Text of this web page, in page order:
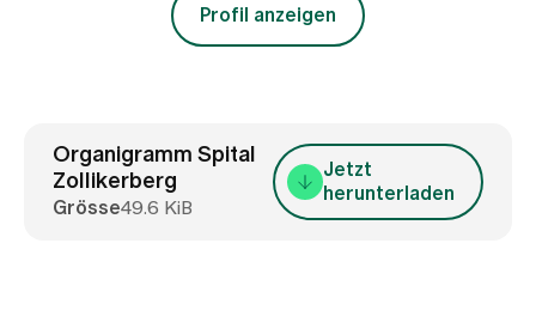
Profil anzeigen
Organigramm Spital
Zollikerberg
Grösse49.6 KiB
Jetzt
herunterladen